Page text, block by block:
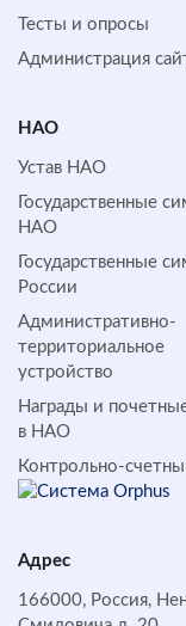
Тесты и опросы
Администрация
НАО
Устав НАО
Государственные
НАО
Государственные
России
Административно-
территориальное
устройство
Награды и
в НАО
Контрольно-
Адрес
166000, Россия,